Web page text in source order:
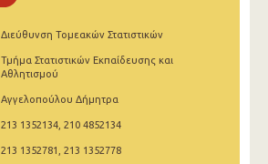
Διεύθυνση Τομεακών Στατιστικών
Τμήμα Στατιστικών Εκπαίδευσης και
Αθλητισμού
Αγγελοπούλου Δήμητρα
213 1352134, 210 4852134
213 1352781, 213 1352778